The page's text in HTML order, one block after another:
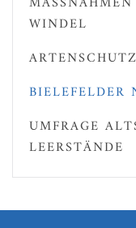
INDEL
BIELEFELDER
UMFRAGE
LEERSTÄNDE